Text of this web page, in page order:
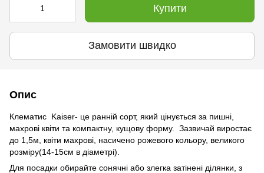
Купити
Замовити швидко
Опис
Клематис Kaiser- це ранній сорт, який цінується за пишні,
махрові квіти та компактну, кущову форму. Зазвичай виростає
до 1,5м, квіти махрові, насичено рожевого кольору, великого
розміру(14-15см в діаметрі).
Для посадки обирайте сонячні або злегка затінені ділянки, з